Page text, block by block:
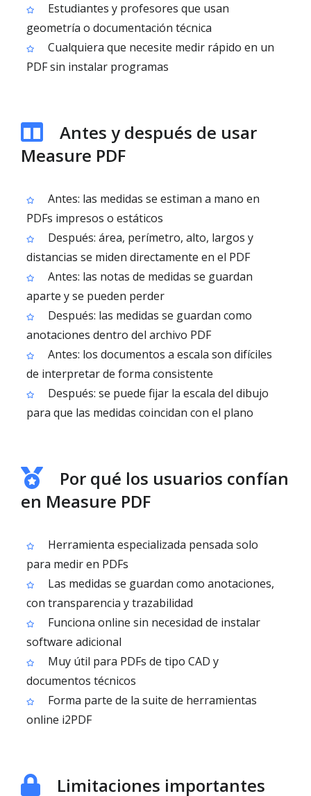
Estudiantes y profesores que usan
geometría o documentación técnica
Cualquiera que necesite medir rápido en un
PDF sin instalar programas
Antes y después de usar
Measure PDF
Antes: las medidas se estiman a mano en
PDFs impresos o estáticos
Después: área, perímetro, alto, largos y
distancias se miden directamente en el PDF
Antes: las notas de medidas se guardan
aparte y se pueden perder
Después: las medidas se guardan como
anotaciones dentro del archivo PDF
Antes: los documentos a escala son difíciles
de interpretar de forma consistente
Después: se puede fijar la escala del dibujo
para que las medidas coincidan con el plano
Por qué los usuarios confían
en Measure PDF
Herramienta especializada pensada solo
para medir en PDFs
Las medidas se guardan como anotaciones,
con transparencia y trazabilidad
Funciona online sin necesidad de instalar
software adicional
Muy útil para PDFs de tipo CAD y
documentos técnicos
Forma parte de la suite de herramientas
online i2PDF
Limitaciones importantes